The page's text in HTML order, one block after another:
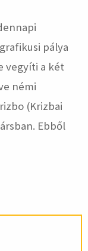
pálya
vegyíti a két
némi
(Krizbai
Ebből